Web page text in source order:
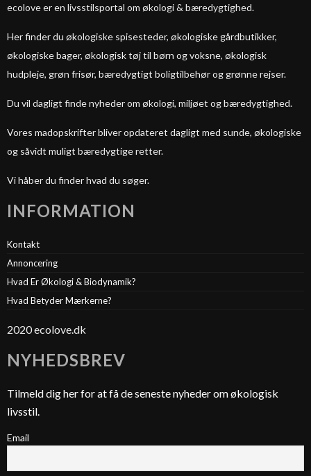
ecolove er en livsstilsportal om økologi & bæredygtighed.
Her finder du økologiske spisesteder, økologiske gårdbutikker,
økologiske bager, økologisk tøj til børn og voksne, økologisk
hudpleje, grøn frisør, bæredygtigt boligtilbehør og grønne rejser.
Du vil dagligt finde nyheder om økologi, miljøet og bæredygtighed.
Vores madopskrifter bliver opdateret dagligt med sunde, økologiske
og såvidt muligt bæredygtige retter.
Vi håber du finder hvad du søger.
INFORMATION
Kontakt
Annoncering
Hvad Er Økologi & Biodynamik?
Hvad Betyder Mærkerne?
2020 ecolove.dk
NYHEDSBREV
Tilmeld dig her for at få de seneste nyheder om økologisk
livsstil.
Email